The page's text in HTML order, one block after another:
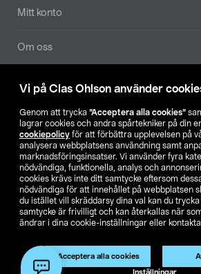
Vi på Clas Ohlson använder
Genom att trycka ”Acceptera alla cookies”
lagrar cookies och andra spårtekniker på din
cookiepolicy för att förbättra upplevelsen på
analysera webbplatsens användning samt
marknadsföringsinsatser. Vi använder fyra
nödvändiga, funktionella, analys och
cookies krävs inte ditt samtycke eftersom
nödvändiga för att innehållet på webbplatsen
du istället vill skräddarsy dina val kan du trycka
samtycke är frivilligt och kan återkallas när
ändrar i dina cookie-inställningar eller
Acceptera alla cookies
Inställningar
Mitt konto
Om oss
Aktuellt
Våra bolag
Hitta butik
SE NO FI